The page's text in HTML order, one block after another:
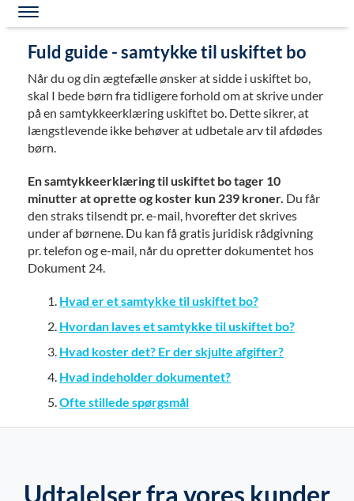
Fuld guide - samtykke til uskiftet bo
Når du og din ægtefælle ønsker at sidde i uskiftet bo,
skal I bede børn fra tidligere forhold om at skrive under
på en samtykkeerklæring uskiftet bo. Dette sikrer, at
længstlevende ikke behøver at udbetale arv til afdødes
børn.
En samtykkeerklæring til uskiftet bo tager 10
minutter at oprette og koster kun 239 kroner. Du får
den straks tilsendt pr. e-mail, hvorefter det skrives
under af børnene. Du kan få gratis juridisk rådgivning
pr. telefon og e-mail, når du opretter dokumentet hos
Dokument 24.
Hvad er et samtykke til uskiftet bo?
Hvordan laves et samtykke til uskiftet bo?
Hvad koster det? Er der skjulte afgifter?
Hvad indeholder dokumentet?
Ofte stillede spørgsmål
Udtalelser fra vores kunder